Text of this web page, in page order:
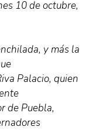
10 de octubre,
y más la
Palacio, quien
de Puebla,